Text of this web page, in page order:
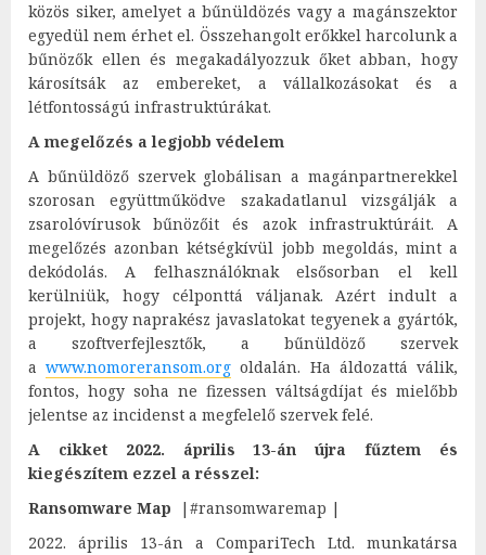
közös siker, amelyet a bűnüldözés vagy a magánszektor
egyedül nem érhet el. Összehangolt erőkkel harcolunk a
bűnözők ellen és megakadályozzuk őket abban, hogy
károsítsák az embereket, a vállalkozásokat és a
létfontosságú infrastruktúrákat.
A megelőzés a legjobb védelem
A bűnüldöző szervek globálisan a magánpartnerekkel
szorosan együttműködve szakadatlanul vizsgálják a
zsarolóvírusok bűnözőit és azok infrastruktúráit. A
megelőzés azonban kétségkívül jobb megoldás, mint a
dekódolás. A felhasználóknak elsősorban el kell
kerülniük, hogy célponttá váljanak. Azért indult a
projekt, hogy naprakész javaslatokat tegyenek a gyártók,
a szoftverfejlesztők, a bűnüldöző szervek
awww.nomoreransom.org oldalán. Ha áldozattá válik,
fontos, hogy soha ne fizessen váltságdíjat és mielőbb
jelentse az incidenst a megfelelő szervek felé.
A cikket 2022. április 13-án újra fűztem és
kiegészítem ezzel a résszel:
Ransomware Map |#ransomwaremap |
2022. április 13-án a CompariTech Ltd. munkatársa